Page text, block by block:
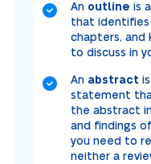
An outline is
that identifies
chapters, and
to discuss in
An abstract
statement
the abstract
and findings
you need to
neither a